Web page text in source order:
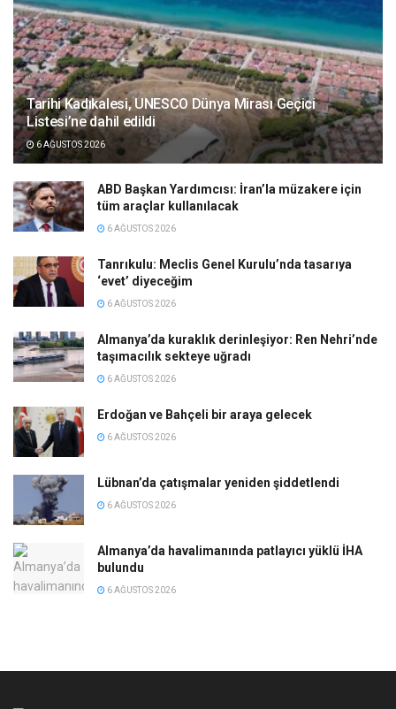
Tarihi Kadıkalesi, UNESCO Dünya Mirası Geçici
Listesi’ne dahil edildi
6 AĞUSTOS 2026
ABD Başkan Yardımcısı: İran’la müzakere için
tüm araçlar kullanılacak
6 AĞUSTOS 2026
Tanrıkulu: Meclis Genel Kurulu’nda tasarıya
‘evet’ diyeceğim
6 AĞUSTOS 2026
Almanya’da kuraklık derinleşiyor: Ren Nehri’nde
taşımacılık sekteye uğradı
6 AĞUSTOS 2026
Erdoğan ve Bahçeli bir araya gelecek
6 AĞUSTOS 2026
Lübnan’da çatışmalar yeniden şiddetlendi
6 AĞUSTOS 2026
Almanya’da havalimanında patlayıcı yüklü İHA
bulundu
6 AĞUSTOS 2026